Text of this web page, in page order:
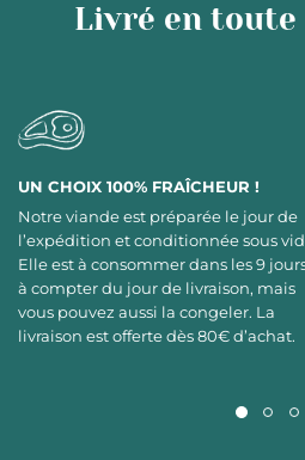
Livré en
UN CHOIX 100% FRAÎCHEUR !
Notre viande est préparée le jour de
l’expédition et conditionnée sous
Elle est à consommer dans les 9
à compter du jour de livraison, mais
vous pouvez aussi la congeler. La
livraison est offerte dès 80€ d’achat.